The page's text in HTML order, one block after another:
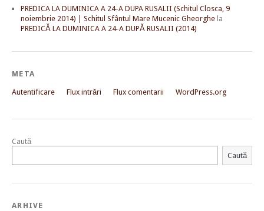
PREDICA LA DUMINICA A 24-A DUPA RUSALII (Schitul Closca, 9
noiembrie 2014) | Schitul Sfântul Mare Mucenic Gheorghe la
PREDICĂ LA DUMINICA A 24-A DUPĂ RUSALII (2014)
META
Autentificare Flux intrări Flux comentarii WordPress.org
Caută
Caută
ARHIVE